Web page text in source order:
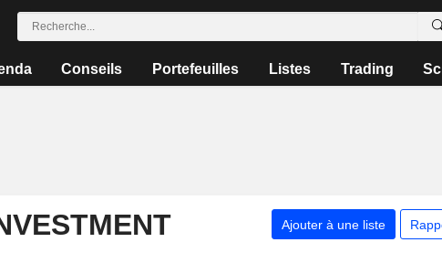
Conseils Portefeuilles Listes Trading
Ajouter à une liste